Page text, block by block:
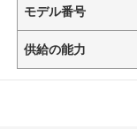
モデル番号
供給の能力